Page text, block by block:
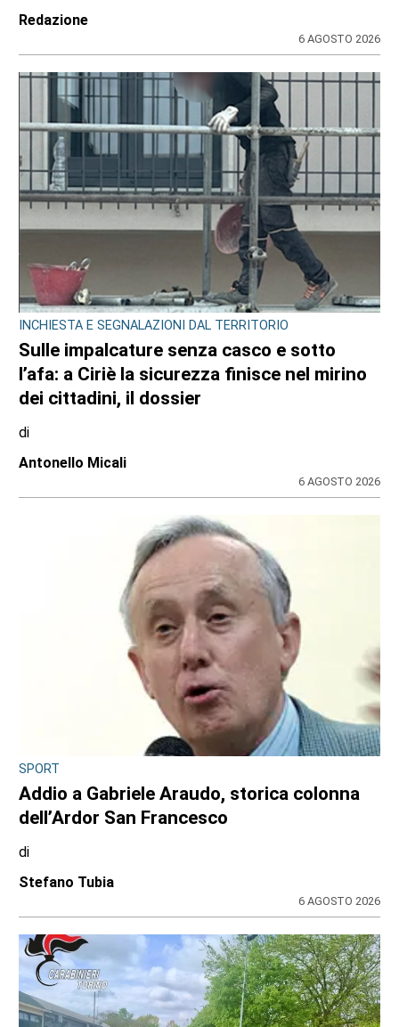
Redazione
6 AGOSTO 2026
INCHIESTA E SEGNALAZIONI DAL TERRITORIO
Sulle impalcature senza casco e sotto
l’afa: a Ciriè la sicurezza finisce nel mirino
dei cittadini, il dossier
di
Antonello Micali
6 AGOSTO 2026
SPORT
Addio a Gabriele Araudo, storica colonna
dell’Ardor San Francesco
di
Stefano Tubia
6 AGOSTO 2026